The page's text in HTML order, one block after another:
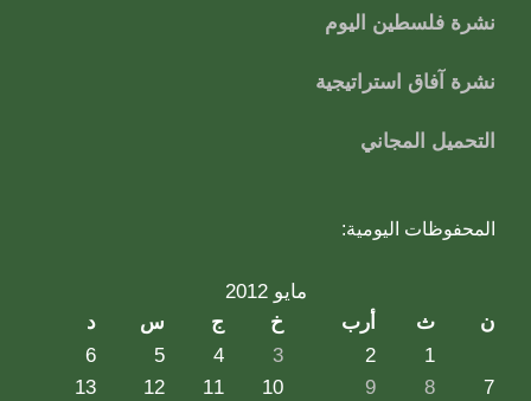
نشرة فلسطين اليوم
نشرة آفاق استراتيجية
التحميل المجاني
المحفوظات اليومية:
مايو 2012
ن
ث أرب خ ج س
د
1
2
3
4
5
6
7
8
9
10
11
12
13